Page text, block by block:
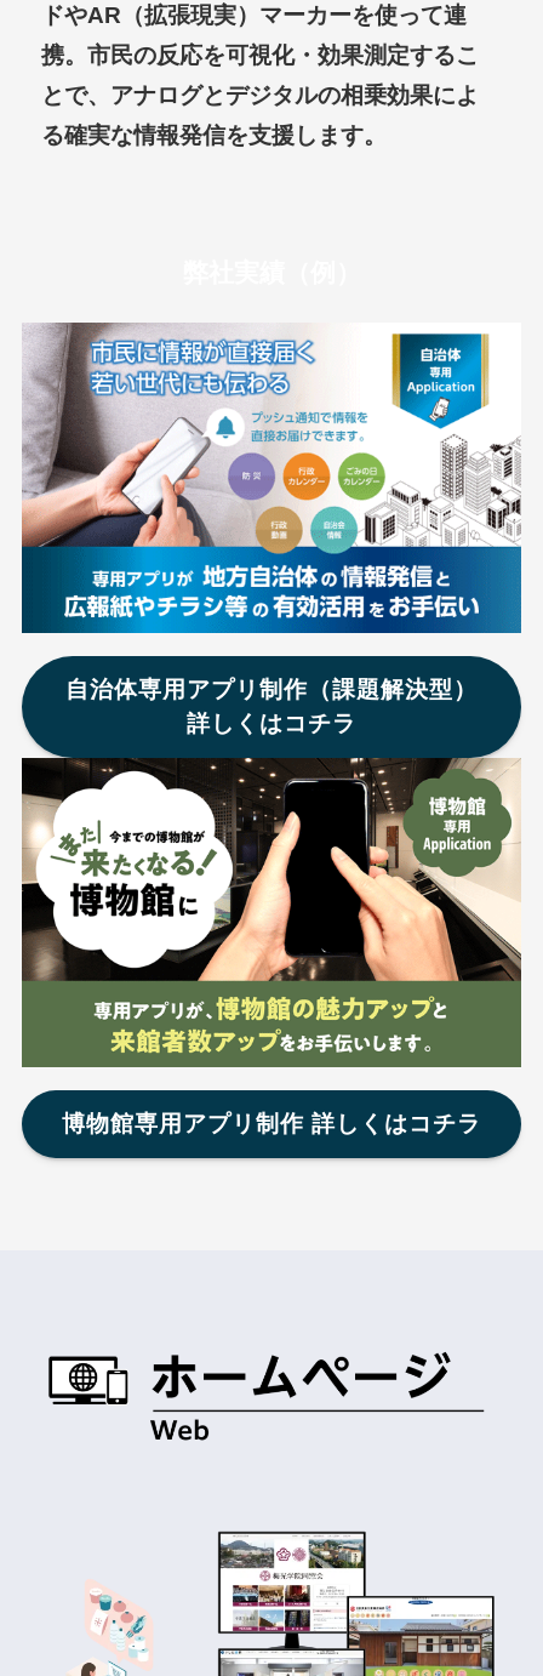
ドやAR（拡張現実）マーカーを使って連
携。市民の反応を可視化・効果測定するこ
とで、アナログとデジタルの相乗効果によ
る確実な情報発信を支援します。
自治体専用アプリ制作（課題解決型）
詳しくはコチラ
博物館専用アプリ制作 詳しくはコチラ